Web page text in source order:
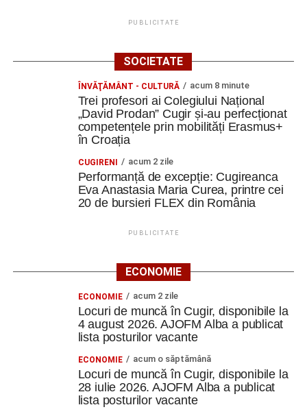
PUBLICITATE
SOCIETATE
ÎNVĂŢĂMÂNT - CULTURĂ acum 8 minute
Trei profesori ai Colegiului Național
„David Prodan” Cugir și-au perfecționat
competențele prin mobilități Erasmus+
în Croația
CUGIRENI acum 2 zile
Performanță de excepție: Cugireanca
Eva Anastasia Maria Curea, printre cei
20 de bursieri FLEX din România
PUBLICITATE
ECONOMIE
ECONOMIE acum 2 zile
Locuri de muncă în Cugir, disponibile la
4 august 2026. AJOFM Alba a publicat
lista posturilor vacante
ECONOMIE acum o săptămână
Locuri de muncă în Cugir, disponibile la
28 iulie 2026. AJOFM Alba a publicat
lista posturilor vacante